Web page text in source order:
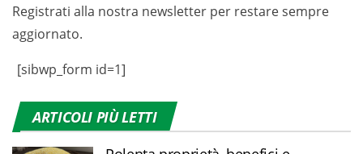
Registrati alla nostra newsletter per restare sempre
aggiornato.
[sibwp_form id=1]
ARTICOLI PIÙ LETTI